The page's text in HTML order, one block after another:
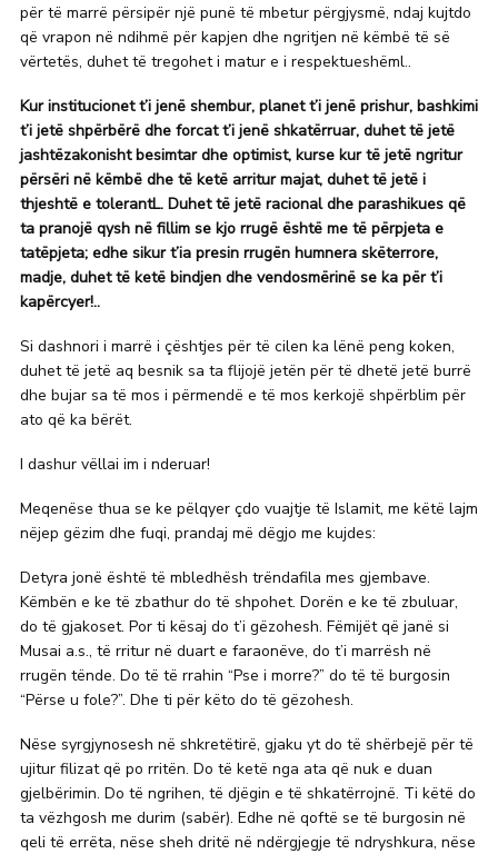
për të marrë përsipër një punë të mbetur përgjysmë, ndaj kujtdo
që vrapon në ndihmë për kapjen dhe ngritjen në këmbë të së
vërtetës, duhet të tregohet i matur e i respektueshëml..
Kur institucionet t’i jenë shembur, planet t’i jenë prishur, bashkimi
t’i jetë shpërbërë dhe forcat t’i jenë shkatërruar, duhet të jetë
jashtëzakonisht besimtar dhe optimist, kurse kur të jetë ngritur
përsëri në këmbë dhe të ketë arritur majat, duhet të jetë i
thjeshtë e tolerantL. Duhet të jetë racional dhe parashikues që
ta pranojë qysh në fillim se kjo rrugë është me të përpjeta e
tatëpjeta; edhe sikur t’ia presin rrugën humnera skëterrore,
madje, duhet të ketë bindjen dhe vendosmërinë se ka për t’i
kapërcyer!..
Si dashnori i marrë i çështjes për të cilen ka lënë peng koken,
duhet të jetë aq besnik sa ta flijojë jetën për të dhetë jetë burrë
dhe bujar sa të mos i përmendë e të mos kerkojë shpërblim për
ato që ka bërët.
I dashur vëllai im i nderuar!
Meqenëse thua se ke pëlqyer çdo vuajtje të Islamit, me këtë lajm
nëjep gëzim dhe fuqi, prandaj më dëgjo me kujdes:
Detyra jonë është të mbledhësh trëndafila mes gjembave.
Këmbën e ke të zbathur do të shpohet. Dorën e ke të zbuluar,
do të gjakoset. Por ti kësaj do t’i gëzohesh. Fëmijët që janë si
Musai a.s., të rritur në duart e faraonëve, do t’i marrësh në
rrugën tënde. Do të të rrahin “Pse i morre?” do të të burgosin
“Përse u fole?”. Dhe ti për këto do të gëzohesh.
Nëse syrgjynosesh në shkretëtirë, gjaku yt do të shërbejë për të
ujitur filizat që po rritën. Do të ketë nga ata që nuk e duan
gjelbërimin. Do të ngrihen, të djëgin e të shkatërrojnë. Ti këtë do
ta vëzhgosh me durim (sabër). Edhe në qoftë se të burgosin në
qeli të errëta, nëse sheh dritë në ndërgjegje të ndryshkura, nëse